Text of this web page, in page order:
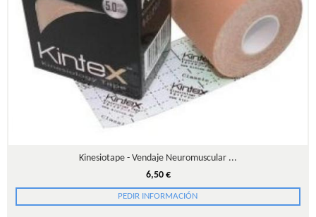
Kinesiotape - Vendaje Neuromuscular ...
6,50 €
PEDIR INFORMACIÓN